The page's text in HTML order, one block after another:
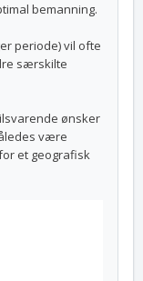
bemanning.
periode) vil ofte
særskilte
ønsker
være
et geografisk